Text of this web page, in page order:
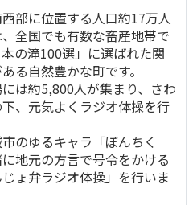
部に位置する人口約17万人
全国でも有数な畜産地帯で
の滝100選」に選ばれた関
る自然豊かな町です。
は約5,800人が集まり、さわ
、元気よくラジオ体操を行
のゆるキャラ「ぼんちく
地元の方言で号令をかける
じょ弁ラジオ体操」を行いま